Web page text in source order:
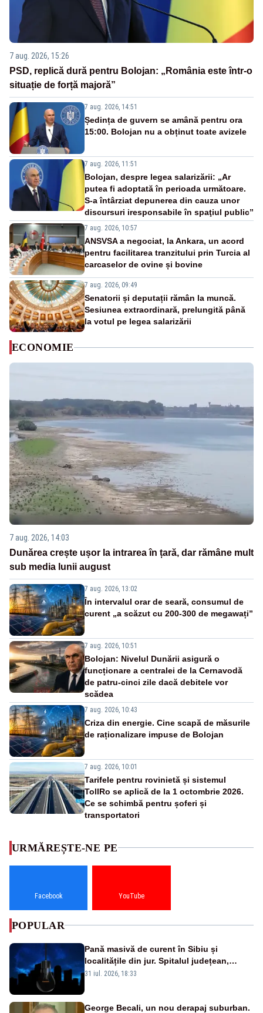
7 aug. 2026, 15:26
PSD, replică dură pentru Bolojan: „România este într-o
situație de forță majoră”
7 aug. 2026, 14:51
Ședința de guvern se amână pentru ora
15:00. Bolojan nu a obținut toate avizele
7 aug. 2026, 11:51
Bolojan, despre legea salarizării: „Ar
putea fi adoptată în perioada următoare.
S-a întârziat depunerea din cauza unor
discursuri iresponsabile în spaţiul public”
7 aug. 2026, 10:57
ANSVSA a negociat, la Ankara, un acord
pentru facilitarea tranzitului prin Turcia al
carcaselor de ovine și bovine
7 aug. 2026, 09:49
Senatorii și deputații rămân la muncă.
Sesiunea extraordinară, prelungită până
la votul pe legea salarizării
ECONOMIE
7 aug. 2026, 14:03
Dunărea crește ușor la intrarea în țară, dar rămâne mult
sub media lunii august
7 aug. 2026, 13:02
În intervalul orar de seară, consumul de
curent „a scăzut cu 200-300 de megawați”
7 aug. 2026, 10:51
Bolojan: Nivelul Dunării asigură o
funcționare a centralei de la Cernavodă
de patru-cinci zile dacă debitele vor
scădea
7 aug. 2026, 10:43
Criza din energie. Cine scapă de măsurile
de raționalizare impuse de Bolojan
7 aug. 2026, 10:01
Tarifele pentru rovinietă și sistemul
TollRo se aplică de la 1 octombrie 2026.
Ce se schimbă pentru șoferi și
transportatori
URMĂREȘTE-NE PE
Facebook YouTube
POPULAR
Pană masivă de curent în Sibiu și
localitățile din jur. Spitalul județean,
semafoarele, rețelele de telefonie, grav
31 iul. 2026, 18:33
George Becali, un nou derapaj suburban.